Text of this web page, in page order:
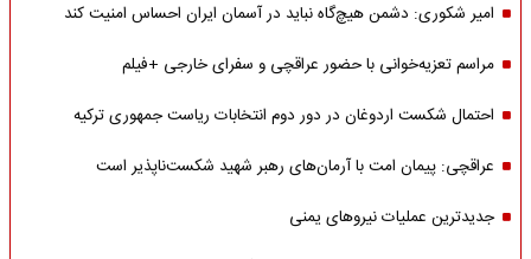
امیر شکوری: دشمن هیچ‌گاه نباید در آسمان ایران احساس امنیت کند
مراسم تعزیه‌خوانی با حضور عراقچی و سفرای خارجی +فیلم
احتمال شکست اردوغان در دور دوم انتخابات ریاست جمهوری ترکیه
عراقچی: پیمان امت با آرمان‌های رهبر شهید شکست‌ناپذیر است
جدیدترین عملیات نیروهای یمنی